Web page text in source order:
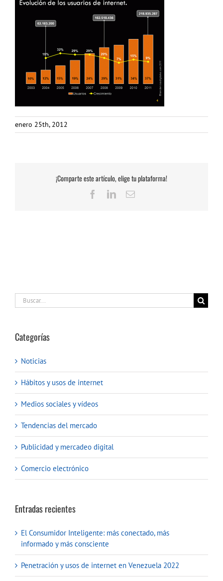
enero 25th, 2012
¡Comparte este artículo, elige tu plataforma!
Facebook
LinkedInCorreo
Buscar:
Categorías
Noticias
Hábitos y usos de internet
Medios sociales y vídeos
Tendencias del mercado
Publicidad y mercadeo digital
Comercio electrónico
Entradas recientes
El Consumidor Inteligente: más conectado, más
informado y más consciente
Penetración y usos de internet en Venezuela 2022